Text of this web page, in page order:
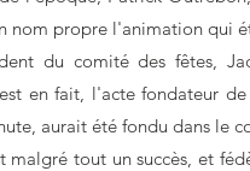
nom propre l'animation qui
du comité des fêtes,
en fait, l'acte fondateur
aurait été fondu dans le
malgré tout un succès, et